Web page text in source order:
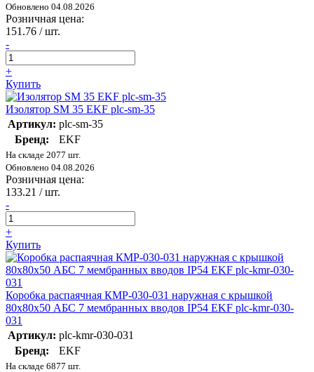
Обновлено 04.08.2026
Розничная цена:
151.76 / шт.
-
+
Купить
Изолятор SM 35 EKF plc-sm-35
Артикул: plc-sm-35
Бренд:
EKF
На складе 2077 шт.
Обновлено 04.08.2026
Розничная цена:
133.21 / шт.
-
+
Купить
Коробка распаячная КМР-030-031 наружная с крышкой
80х80х50 АБС 7 мембранных вводов IP54 EKF plc-kmr-030-
031
Артикул: plc-kmr-030-031
Бренд:
EKF
На складе 6877 шт.